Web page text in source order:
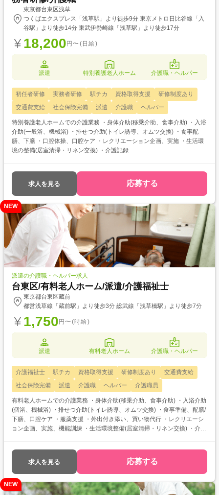
東京都台東区浅草
つくばエクスプレス「浅草駅」より徒歩9分 東京メトロ日比谷線「入
谷駅」より徒歩14分 東武伊勢崎線「浅草駅」より徒歩17分
18,200 円〜(日給)
派遣 特別養護老人ホーム 介護職・ヘルパー
初任者研修 実務者研修 駅チカ 資格取得支援
研修制度あり
交通費支給
社会保険完備 派遣 介護職 ヘルパー
特別養護老人ホームでの介護業務 ・身体介助(移乗介助、食事介助) ・入浴
介助(一般浴、機械浴) ・排せつ介助(トイレ誘導、オムツ交換) ・食事配
膳、下膳 ・口腔体操、口腔ケア ・レクリエーション企画、実施 ・生活環
境の整備(居室清掃・リネン交換) ・介護記録
求人を見る 応募する
NEW
派遣の介護職・ヘルパー求人
台東区/有料老人ホーム/派遣/介護福祉士
東京都台東区蔵前
都営浅草線「蔵前駅」より徒歩3分 総武線「浅草橋駅」より徒歩7分
1,750 円〜(時給)
派遣 有料老人ホーム 介護職・ヘルパー
介護福祉士 駅チカ 資格取得支援 研修制度あり
交通費支給
社会保険完備
派遣 介護職 ヘルパー 介護職員
有料老人ホームでの介護業務 ・身体介助(移乗介助、食事介助) ・入浴介助
(個浴、機械浴) ・排せつ介助(トイレ誘導、オムツ交換) ・食事準備、配膳/
下膳、口腔ケア ・服薬支援 ・外出付き添い、買い物代行 ・レクリエーシ
ョン企画、実施、機能訓練 ・生活環境整備(居室清掃・リネン交換) ・介護
ップ (未経験の施設で働きたい) ・対人スキルアップ (幅広20代～60代
活躍中の職場でコミュニケーション力を磨きたい)
求人を見る 応募する
NEW